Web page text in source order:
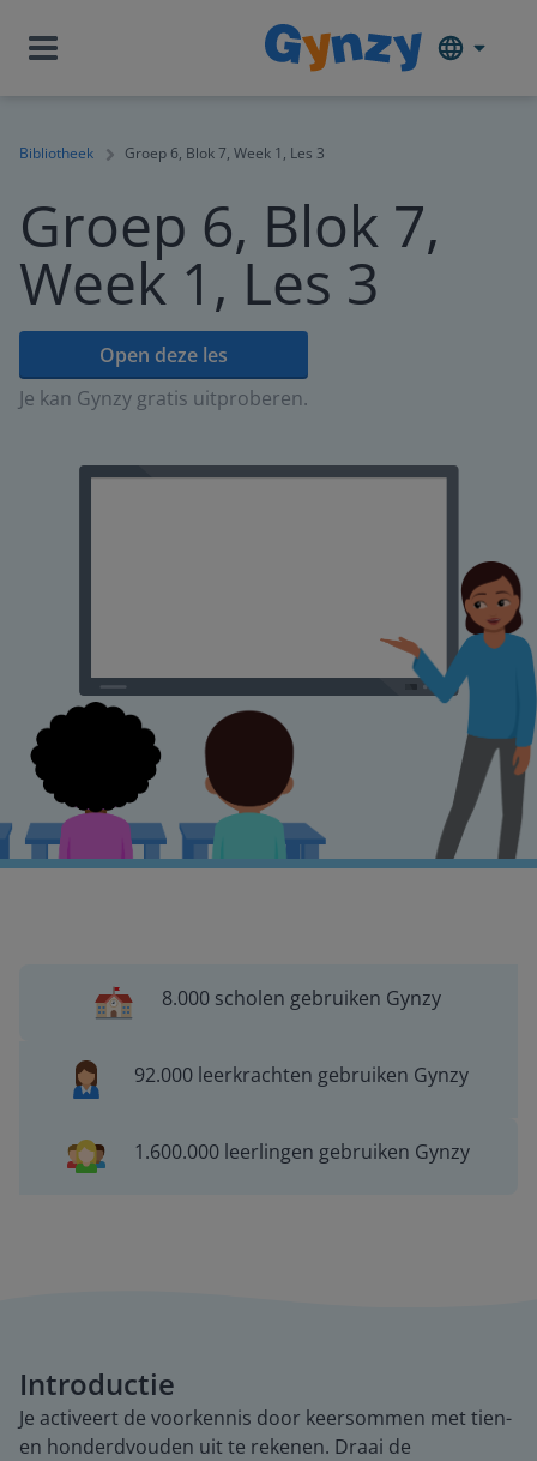
Bibliotheek Groep 6, Blok 7, Week 1, Les 3
Groep 6, Blok 7,
Week 1, Les 3
Open deze les
Je kan Gynzy gratis uitproberen.
8.000 scholen gebruiken Gynzy
92.000 leerkrachten gebruiken Gynzy
1.600.000 leerlingen gebruiken Gynzy
Introductie
Je activeert de voorkennis door keersommen met tien-
en honderdvouden uit te rekenen. Draai de